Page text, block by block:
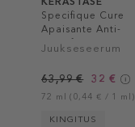
Specifique Cure
Apaisante Anti-
Inconforts
Juukseseerum
63,99 € 32 €
72 ml (0,44 € / 1 ml)
KINGITUS